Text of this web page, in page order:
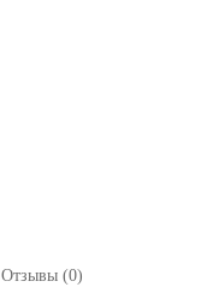
Отзывы (0)